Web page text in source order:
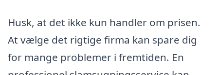
Husk, at det ikke kun handler om prisen.
At vælge det rigtige firma kan spare dig
for mange problemer i fremtiden. En